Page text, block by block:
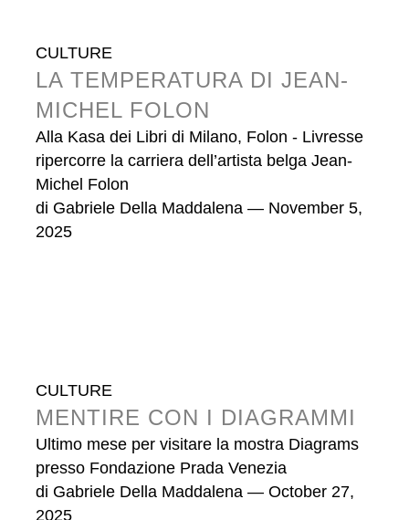
CULTURE
LA TEMPERATURA DI JEAN-
MICHEL FOLON
Alla Kasa dei Libri di Milano, Folon - Livresse
ripercorre la carriera dell’artista belga Jean-
Michel Folon
di Gabriele Della Maddalena — November 5,
2025
CULTURE
MENTIRE CON I DIAGRAMMI
Ultimo mese per visitare la mostra Diagrams
presso Fondazione Prada Venezia
di Gabriele Della Maddalena — October 27,
2025